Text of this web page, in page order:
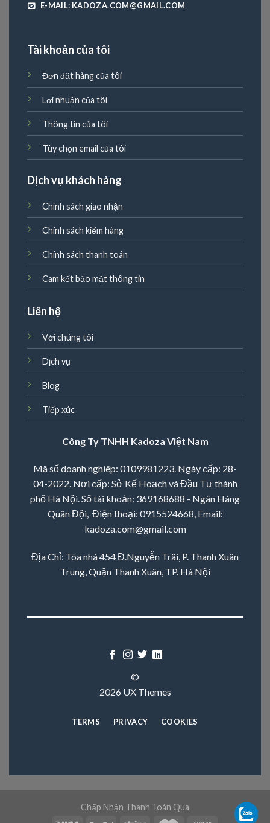
E-MAIL: KADOZA.COM@GMAIL.COM
Tài khoản của tôi
Đơn đặt hàng của tôi
Lợi nhuận của tôi
Thông tin của tôi
Tùy chọn email của tôi
Dịch vụ khách hàng
Chính sách giao nhận
Chính sách kiểm hàng
Chính sách thanh toán
Cam kết bảo mật thông tin
Liên hệ
Với chúng tôi
Dịch vụ
Blog
Tiếp xúc
Công Ty TNHH Kadoza Việt Nam
Mã số doanh nghiêp: 0109981223. Ngày cấp: 28-
04-2022. Nơi cấp: Sở Kế Hoạch và Đầu Tư thành
phố Hà Nội. Số tài khoản: 369168688 - Ngân Hàng
Quân Đội, Điện thoại: 0915524668, Email:
kadoza.com@gmail.com
Địa Chỉ: Tòa nhà 454 Đ.Nguyễn Trãi, P. Thanh Xuân
Trung, Quận Thanh Xuân, TP. Hà Nội
©
2026 UX Themes
TERMS PRIVACY COOKIES
Chấp Nhận Thanh Toán Qua